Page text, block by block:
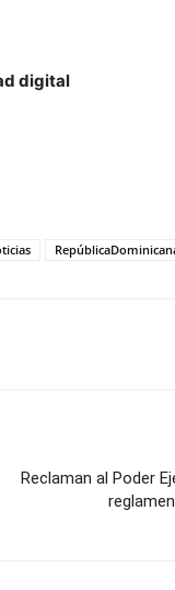
digital
Reclaman al Poder